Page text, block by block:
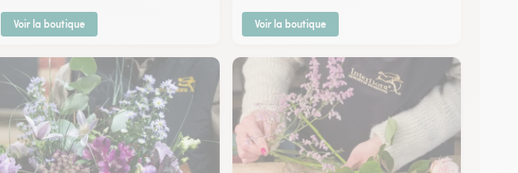
Voir la boutique Voir la boutique